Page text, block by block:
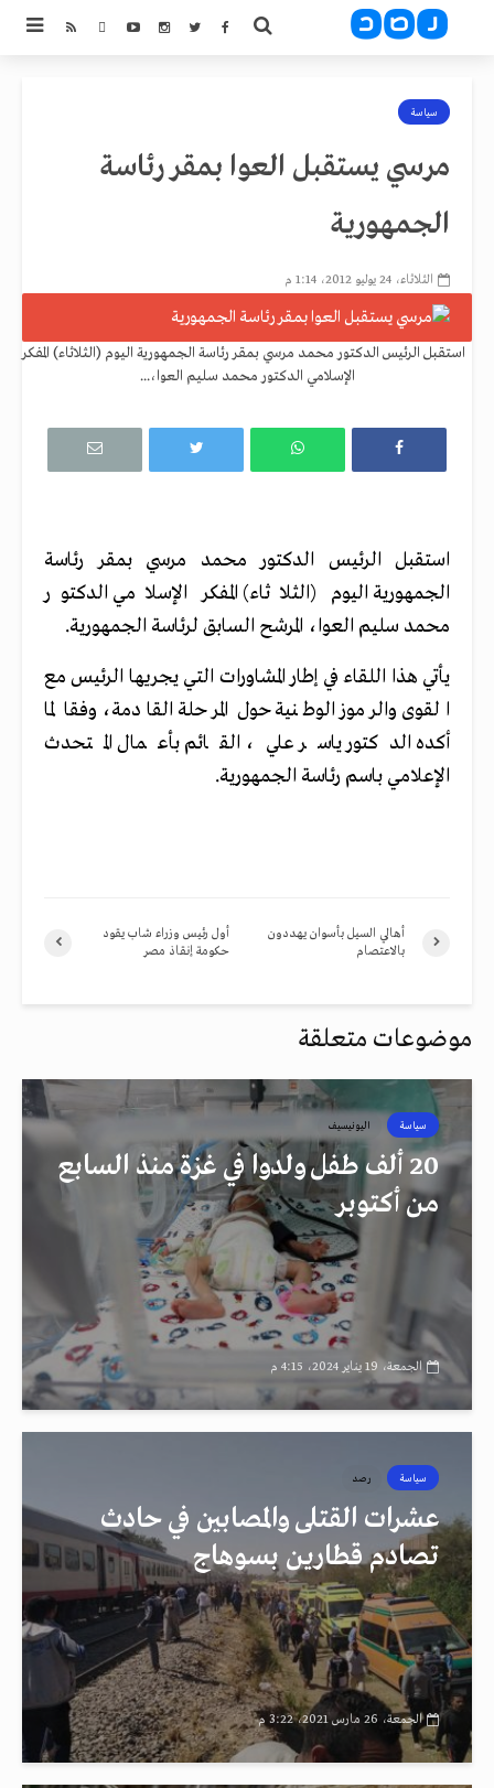
سياسة
مرسي يستقبل العوا بمقر رئاسة
الجمهورية
الثلاثاء، 24 يوليو 2012، 1:14 م
استقبل الرئيس الدكتور محمد مرسي بمقر رئاسة الجمهورية اليوم (الثلاثاء) المفكر
الإسلامي الدكتور محمد سليم العوا،...
استقبل الرئيس الدكتور محمد مرسي بمقر رئاسة
الجمهورية اليوم (الثلاثاء) المفكر الإسلامي الدكتور
محمد سليم العوا، المرشح السابق لرئاسة الجمهورية.
يأتي هذا اللقاء في إطار المشاورات التي يجريها الرئيس مع
القوى والرموز الوطنية حول المرحلة القادمة، وفقا لما
أكده الدكتور ياسر علي، القائم بأعمال المتحدث
الإعلامي باسم رئاسة الجمهورية.
أول رئيس وزراء شاب يقود
حكومة إنقاذ مصر
أهالي السيل بأسوان يهددون
بالاعتصام
موضوعات متعلقة
سياسة اليونيسيف
20 ألف طفل ولدوا في غزة منذ السابع
من أكتوبر
الجمعة، 19 يناير 2024، 4:15 م
سياسة رصد
عشرات القتلى والمصابين في حادث
تصادم قطارين بسوهاج
الجمعة، 26 مارس 2021، 3:22 م